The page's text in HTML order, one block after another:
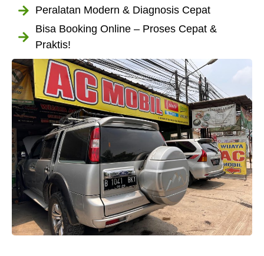
Peralatan Modern & Diagnosis Cepat
Bisa Booking Online – Proses Cepat &
Praktis!